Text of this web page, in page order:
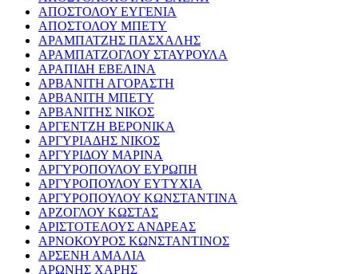
ΑΠΟΣΤΟΛΟΥ ΕΥΓΕΝΙΑ
ΑΠΟΣΤΟΛΟΥ ΜΠΕΤΥ
ΑΡΑΜΠΑΤΖΗΣ ΠΑΣΧΑΛΗΣ
ΑΡΑΜΠΑΤΖΟΓΛΟΥ ΣΤΑΥΡΟΥΛΑ
ΑΡΑΠΙΔΗ ΕΒΕΛΙΝΑ
ΑΡΒΑΝΙΤΗ ΑΓΟΡΑΣΤΗ
ΑΡΒΑΝΙΤΗ ΜΠΕΤΥ
ΑΡΒΑΝΙΤΗΣ ΝΙΚΟΣ
ΑΡΓΕΝΤΖΗ ΒΕΡΟΝΙΚΑ
ΑΡΓΥΡΙΑΔΗΣ ΝΙΚΟΣ
ΑΡΓΥΡΙΔΟΥ ΜΑΡΙΝΑ
ΑΡΓΥΡΟΠΟΥΛΟΥ ΕΥΡΩΠΗ
ΑΡΓΥΡΟΠΟΥΛΟΥ ΕΥΤΥΧΙΑ
ΑΡΓΥΡΟΠΟΥΛΟΥ ΚΩΝΣΤΑΝΤΙΝΑ
ΑΡΖΟΓΛΟΥ ΚΩΣΤΑΣ
ΑΡΙΣΤΟΤΕΛΟΥΣ ΑΝΔΡΕΑΣ
ΑΡΝΟΚΟΥΡΟΣ ΚΩΝΣΤΑΝΤΙΝΟΣ
ΑΡΣΕΝΗ ΑΜΑΛΙΑ
ΑΡΩΝΗΣ ΧΑΡΗΣ